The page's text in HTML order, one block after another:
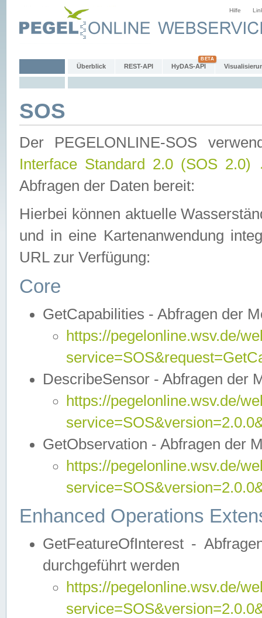
Hilfe
Überblick REST-API HyDAS-API
SOS
Der PEGELONLINE-SOS
Interface Standard 2.0 (SOS 2.0)
Abfragen der Daten bereit:
Hierbei können aktuelle
und in eine Kartenanwendung
URL zur Verfügung:
Core
GetCapabilities - Abfragen der
https://pegelonline.wsv.de/
DescribeSensor - Abfragen der
https://pegelonline.wsv.de/
GetObservation - Abfragen der
https://pegelonline.wsv.de/
Enhanced Operations
GetFeatureOfInterest -
durchgeführt werden
https://pegelonline.wsv.de/